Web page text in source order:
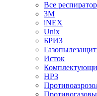
Все
3М
iNEX
Unix
БРИЗ
Исток
НРЗ